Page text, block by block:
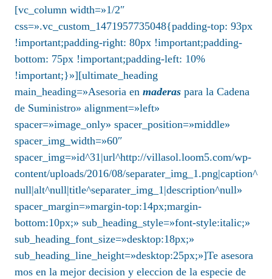
[vc_column width=»1/2″
css=».vc_custom_1471957735048{padding-top: 93px
!important;padding-right: 80px !important;padding-
bottom: 75px !important;padding-left: 10%
!important;}»][ultimate_heading
main_heading=»Asesoria en maderas para la Cadena
de Suministro» alignment=»left»
spacer=»image_only» spacer_position=»middle»
spacer_img_width=»60″
spacer_img=»id^31|url^http://villasol.loom5.com/wp-
content/uploads/2016/08/separater_img_1.png|caption^
null|alt^null|title^separater_img_1|description^null»
spacer_margin=»margin-top:14px;margin-
bottom:10px;» sub_heading_style=»font-style:italic;»
sub_heading_font_size=»desktop:18px;»
sub_heading_line_height=»desktop:25px;»]Te asesora
mos en la mejor decision y eleccion de la especie de